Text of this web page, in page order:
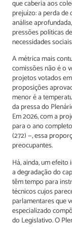
que caberia aos
prejuízo: a perda de
análise
pressões políticas
necessidades
A métrica mais
comissões não é o
projetos votados
proposições
menor é a
da pressa do
Em 2026, com a
para o ano
(272) —, essa
preocupantes.
Há, ainda, um
a degradação do
têm tempo para
técnicos cujos
parlamentares que
especializado
do Legislativo. O